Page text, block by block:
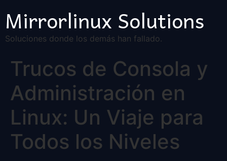
Mirrorlinux Solutions
Soluciones donde los demás han fallado.
Trucos de Consola y
Administración en
Linux: Un Viaje para
Todos los Niveles